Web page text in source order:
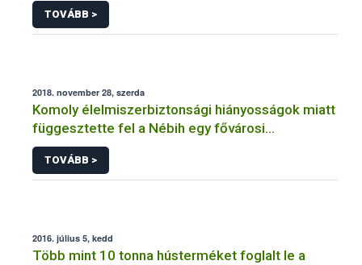
TOVÁBB >
2018. november 28, szerda
Komoly élelmiszerbiztonsági hiányosságok miatt
függesztette fel a Nébih egy fővárosi
cukrászüzem működését
TOVÁBB >
2016. július 5, kedd
Több mint 10 tonna hústerméket foglalt le a